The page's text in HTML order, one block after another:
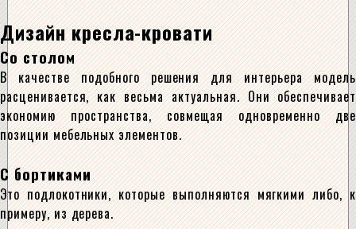
Дизайн кресла-кровати
Со столом
В качестве подобного решения для интерьера модель
расценивается, как весьма актуальная. Они обеспечивает
экономию пространства, совмещая одновременно две
позиции мебельных элементов.
С бортиками
Это подлокотники, которые выполняются мягкими либо, к
примеру, из дерева.